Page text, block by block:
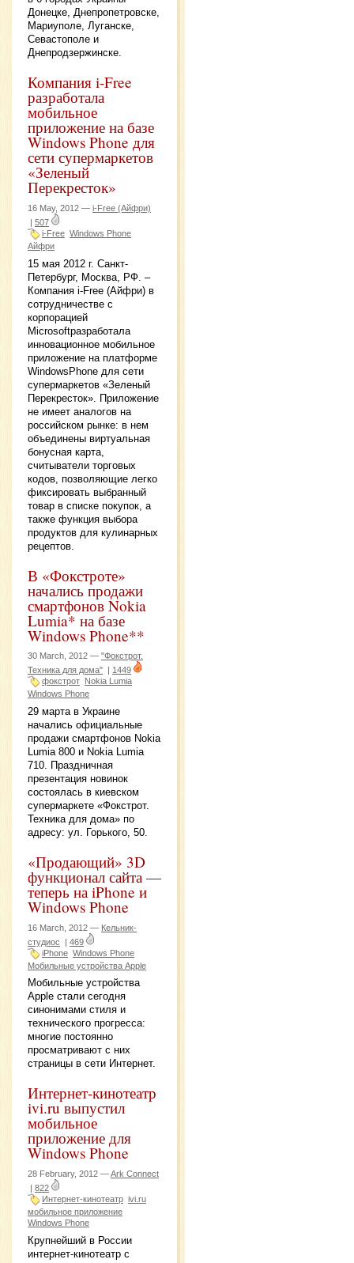
Донецке, Днепропетровске,
Мариуполе, Луганске,
Севастополе и
Днепродзержинске.
Компания i-Free
разработала
мобильное
приложение на базе
Windows Phone для
сети супермаркетов
«Зеленый
Перекресток»
16 May, 2012 — i-Free (Айфри)
507
i-Free Windows Phone
Айфри
15 мая 2012 г. Санкт-
Петербург, Москва, РФ. –
Компания i-Free (Айфри) в
сотрудничестве с
корпорацией
Microsoftразработала
инновационное мобильное
приложение на платформе
WindowsPhone для сети
супермаркетов «Зеленый
Перекресток». Приложение
не имеет аналогов на
российском рынке: в нем
объединены виртуальная
бонусная карта,
считыватели торговых
кодов, позволяющие легко
фиксировать выбранный
товар в списке покупок, а
также функция выбора
продуктов для кулинарных
рецептов.
В «Фокстроте»
начались продажи
смартфонов Nokia
Lumia* на базе
Windows Phone**
30 March, 2012 — "Фокстрот.
Техника для дома"
1449
фокстрот Nokia Lumia
Windows Phone
29 марта в Украине
начались официальные
продажи смартфонов Nokia
Lumia 800 и Nokia Lumia
710. Праздничная
презентация новинок
состоялась в киевском
супермаркете «Фокстрот.
Техника для дома» по
адресу: ул. Горького, 50.
«Продающий» 3D
функционал сайта —
теперь на iPhone и
Windows Phone
16 March, 2012 — Кельник-
студиос | 469
iPhone Windows Phone
Мобильные устройства Apple
Мобильные устройства
Apple стали сегодня
синонимами стиля и
технического прогресса:
многие постоянно
просматривают с них
страницы в сети Интернет.
Интернет-кинотеатр
ivi.ru выпустил
мобильное
приложение для
Windows Phone
28 February, 2012 —Ark Connect
| 822
Интернет-кинотеатр ivi.ru
мобильное приложение
Windows Phone
Крупнейший в России
интернет-кинотеатр с